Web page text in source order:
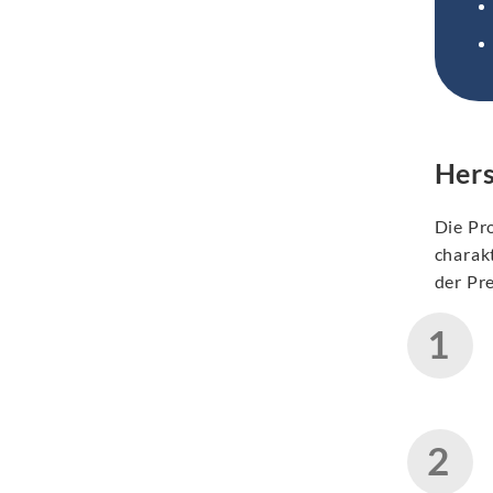
Die
der